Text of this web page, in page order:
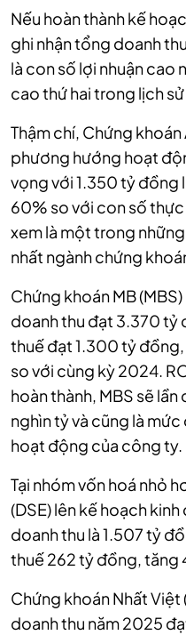
Nếu hoàn thành kế
ghi nhận tổng doanh
là con số lợi nhuận cao
cao thứ hai trong lịch
Thậm chí, Chứng
phương hướng hoạt
vọng với 1.350 tỷ
60% so với con số
xem là một trong
nhất ngành chứng
Chứng khoán MB
doanh thu đạt 3.370 tỷ
thuế đạt 1.300 tỷ
so với cùng kỳ 2024.
hoàn thành, MBS sẽ
nghìn tỷ và cũng là
hoạt động của công ty.
Tại nhóm vốn hoá nhỏ
(DSE) lên kế hoạch
doanh thu là 1.507 tỷ
thuế 262 tỷ đồng, tăng
Chứng khoán Nhất Việt
doanh thu năm 2025